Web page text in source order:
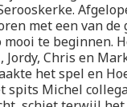
met een van
mooi te beginnen.
Jordy, Chris en
het spel en
spits Michel